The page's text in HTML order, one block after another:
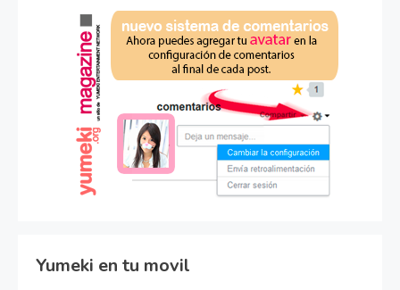
Yumeki en tu movil